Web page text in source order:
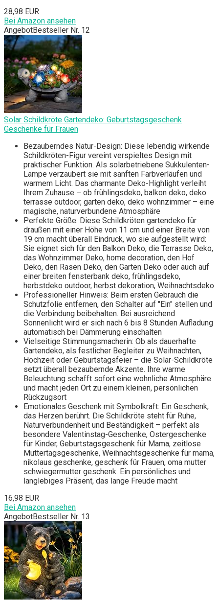
28,98 EUR
Bei Amazon ansehen
AngebotBestseller Nr. 12
Solar Schildkröte Gartendeko: Geburtstagsgeschenk
Geschenke für Frauen
Bezauberndes Natur-Design: Diese lebendig wirkende
Schildkröten-Figur vereint verspieltes Design mit
praktischer Funktion. Als solarbetriebene Sukkulenten-
Lampe verzaubert sie mit sanften Farbverläufen und
warmem Licht. Das charmante Deko-Highlight verleiht
Ihrem Zuhause – ob frühlingsdeko, balkon deko, deko
terrasse outdoor, garten deko, deko wohnzimmer – eine
magische, naturverbundene Atmosphäre
Perfekte Größe: Diese Schildkröten gartendeko für
draußen mit einer Höhe von 11 cm und einer Breite von
19 cm macht überall Eindruck, wo sie aufgestellt wird:
Sie eignet sich für den Balkon Deko, die Terrasse Deko,
das Wohnzimmer Deko, home decoration, den Hof
Deko, den Rasen Deko, den Garten Deko oder auch auf
einer breiten fensterbank deko, frühlingsdeko,
herbstdeko outdoor, herbst dekoration, Weihnachtsdeko
Professioneller Hinweis: Beim ersten Gebrauch die
Schutzfolie entfernen, den Schalter auf "Ein" stellen und
die Verbindung beibehalten. Bei ausreichend
Sonnenlicht wird er sich nach 6 bis 8 Stunden Aufladung
automatisch bei Dämmerung einschalten
Vielseitige Stimmungsmacherin: Ob als dauerhafte
Gartendeko, als festlicher Begleiter zu Weihnachten,
Hochzeit oder Geburtstagsfeier – die Solar-Schildkröte
setzt überall bezaubernde Akzente. Ihre warme
Beleuchtung schafft sofort eine wohnliche Atmosphäre
und macht jeden Ort zu einem kleinen, persönlichen
Rückzugsort
Emotionales Geschenk mit Symbolkraft: Ein Geschenk,
das Herzen berührt. Die Schildkröte steht für Ruhe,
Naturverbundenheit und Beständigkeit – perfekt als
besondere Valentinstag-Geschenke, Ostergeschenke
für Kinder, Geburtstagsgeschenk für Mama, zeitlose
Muttertagsgeschenke, Weihnachtsgeschenke für mama,
nikolaus geschenke, geschenk für Frauen, oma mutter
schwiegermutter geschenk. Ein persönliches und
langlebiges Präsent, das lange Freude macht
16,98 EUR
Bei Amazon ansehen
AngebotBestseller Nr. 13